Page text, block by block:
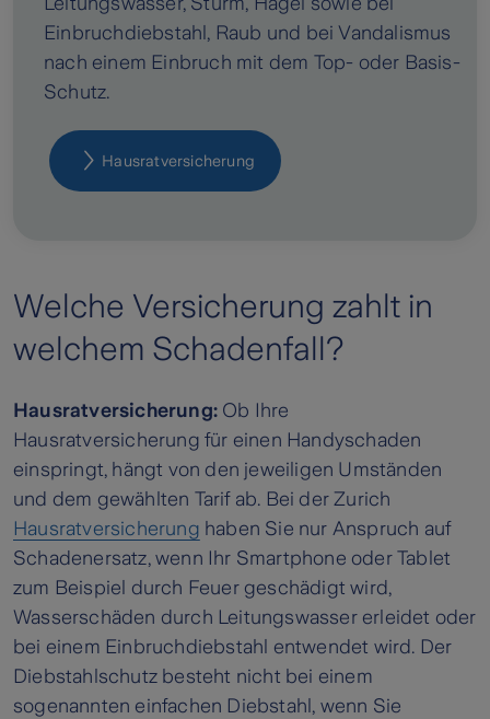
Einbruchdiebstahl, Raub und bei Vandalismus
nach einem Einbruch mit dem Top- oder Basis-
Schutz.
Hausrat­versicherung
Welche Versicherung zahlt in
welchem Schadenfall?
Hausratversicherung: Ob Ihre
Hausratversicherung für einen Handyschaden
einspringt, hängt von den jeweiligen Umständen
und dem gewählten Tarif ab. Bei der Zurich
Hausratversicherung haben Sie nur Anspruch auf
Schadenersatz, wenn Ihr Smartphone oder Tablet
zum Beispiel durch Feuer geschädigt wird,
Wasserschäden durch Leitungswasser erleidet oder
bei einem Einbruchdiebstahl entwendet wird. Der
Diebstahlschutz besteht nicht bei einem
sogenannten einfachen Diebstahl, wenn Sie